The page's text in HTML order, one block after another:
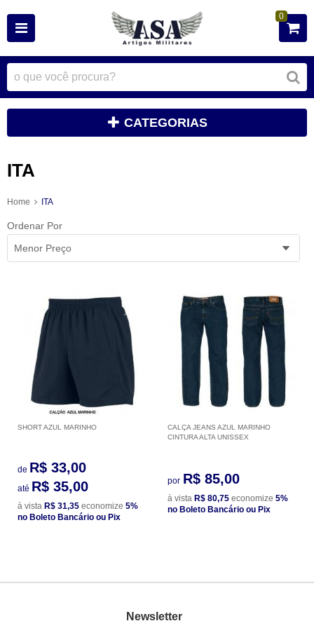
0
CATEGORIAS
ITA
Home ITA
Ordenar Por
Menor Preço
SHORT AZUL MARINHO
de R$ 33,00
até R$ 35,00
à vista R$ 31,35 economize 5%
no Boleto Bancário ou Pix
CALÇA JEANS AZUL MARINHO
CINTURA ALTA UNISSEX
por R$ 85,00
à vista R$ 80,75 economize 5%
no Boleto Bancário ou Pix
Newsletter